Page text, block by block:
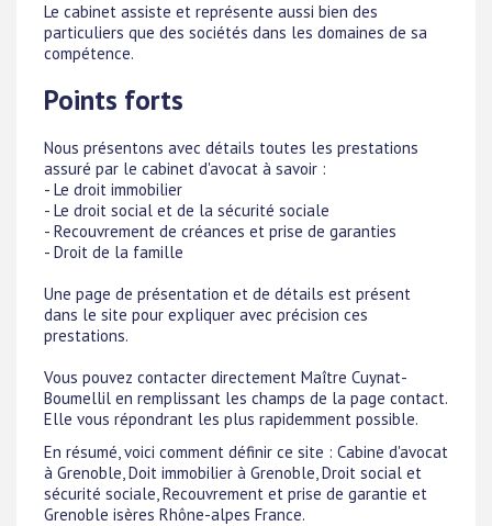
Le cabinet assiste et représente aussi bien des
particuliers que des sociétés dans les domaines de sa
compétence.
Points forts
Nous présentons avec détails toutes les prestations
assuré par le cabinet d'avocat à savoir :
- Le droit immobilier
- Le droit social et de la sécurité sociale
- Recouvrement de créances et prise de garanties
- Droit de la famille
Une page de présentation et de détails est présent
dans le site pour expliquer avec précision ces
prestations.
Vous pouvez contacter directement Maître Cuynat-
Boumellil en remplissant les champs de la page contact.
Elle vous répondrant les plus rapidemment possible.
En résumé, voici comment définir ce site : Cabine d'avocat
à Grenoble, Doit immobilier à Grenoble, Droit social et
sécurité sociale, Recouvrement et prise de garantie et
Grenoble isères Rhône-alpes France.